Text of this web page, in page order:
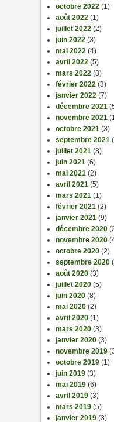
octobre 2022 (1)
août 2022 (1)
juillet 2022 (2)
juin 2022 (3)
mai 2022 (4)
avril 2022 (5)
mars 2022 (3)
février 2022 (3)
janvier 2022 (7)
décembre 2021
novembre 2021
octobre 2021 (3)
septembre 2021
juillet 2021 (8)
juin 2021 (6)
mai 2021 (2)
avril 2021 (5)
mars 2021 (1)
février 2021 (2)
janvier 2021 (9)
décembre 2020
novembre 2020
octobre 2020 (2)
septembre 2020
août 2020 (3)
juillet 2020 (5)
juin 2020 (8)
mai 2020 (2)
avril 2020 (1)
mars 2020 (3)
janvier 2020 (3)
novembre 2019
octobre 2019 (1)
juin 2019 (3)
mai 2019 (6)
avril 2019 (3)
mars 2019 (5)
janvier 2019 (3)